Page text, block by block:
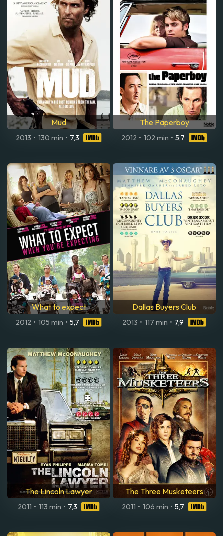
Mud
2013 • 130 min • 7,3
The Paperboy
2012 • 102 min • 5,7
What to expect
2012 • 105 min • 5,7
Dallas Buyers Club
2013 • 117 min • 7,9
The Lincoln Lawyer
2011 • 113 min • 7,3
The Three Musketeers
2011 • 106 min • 5,7